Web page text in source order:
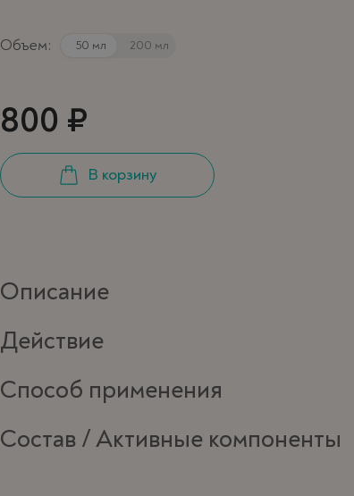
Объем: 50 мл 200 мл
800 ₽
В корзину
Описание
Действие
Способ применения
Состав / Активные компоненты